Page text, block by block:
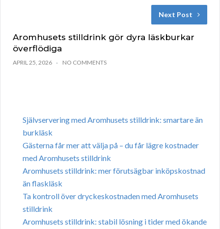
Next Post
Aromhusets stilldrink gör dyra läskburkar
överflödiga
APRIL 25, 2026 NO COMMENTS
Självservering med Aromhusets stilldrink: smartare än
burkläsk
Gästerna får mer att välja på – du får lägre kostnader
med Aromhusets stilldrink
Aromhusets stilldrink: mer förutsägbar inköpskostnad
än flaskläsk
Ta kontroll över dryckeskostnaden med Aromhusets
stilldrink
Aromhusets stilldrink: stabil lösning i tider med ökande